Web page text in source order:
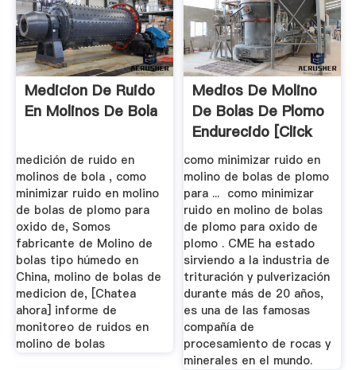
Medicion De Ruido
En Molinos De Bola
medición de ruido en
molinos de bola , como
minimizar ruido en molino
de bolas de plomo para
oxido de, Somos
fabricante de Molino de
bolas tipo húmedo en
China, molino de bolas de
medicion de, [Chatea
ahora] informe de
monitoreo de ruidos en
molino de bolas
Medios De Molino
De Bolas De Plomo
Endurecido [Click
To ...
como minimizar ruido en
molino de bolas de plomo
para ... como minimizar
ruido en molino de bolas
de plomo para oxido de
plomo . CME ha estado
sirviendo a la industria de
trituración y pulverización
durante más de 20 años,
es una de las famosas
compañía de
procesamiento de rocas y
minerales en el mundo.